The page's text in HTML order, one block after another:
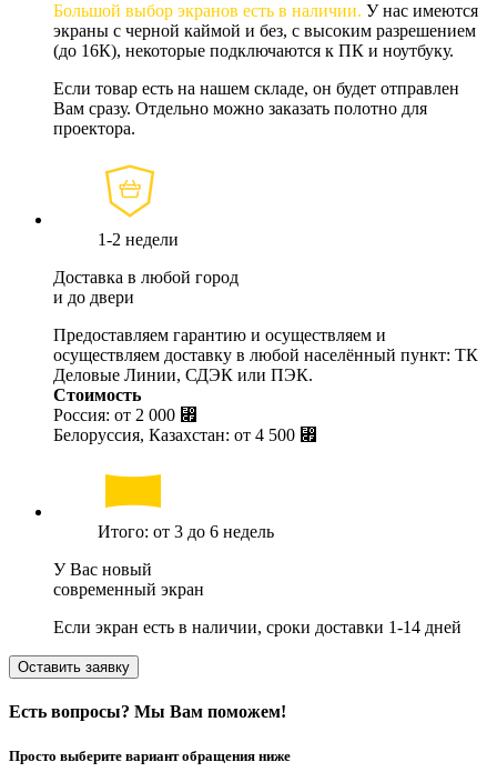
Большой выбор экранов есть в наличии. У нас имеются
экраны с черной каймой и без, с высоким разрешением
(до 16К), некоторые подключаются к ПК и ноутбуку.
Если товар есть на нашем складе, он будет отправлен
Вам сразу. Отдельно можно заказать полотно для
проектора.
1-2 недели
Доставка в любой город
и до двери
Предоставляем гарантию и осуществляем и
осуществляем доставку в любой населённый пункт: ТК
Деловые Линии, СДЭК или ПЭК.
Стоимость
Россия: от 2 000 ⃏
Белоруссия, Казахстан: от 4 500 ⃏
Итого: от 3 до 6 недель
У Вас новый
современный экран
Если экран есть в наличии, сроки доставки 1-14 дней
Оставить заявку
Есть вопросы? Мы Вам поможем!
Просто выберите вариант обращения ниже